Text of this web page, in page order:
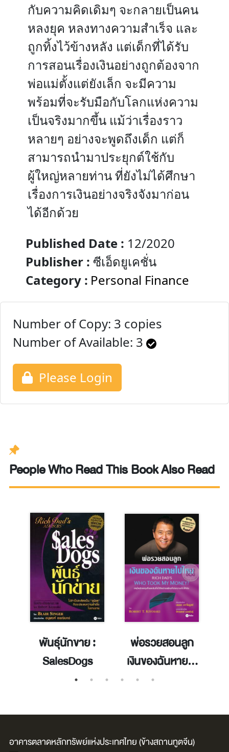
กับความคิดเดิมๆ จะกลายเป็นคน
หลงยุค หลงทางความสำเร็จ และ
ถูกทิ้งไว้ข้างหลัง แต่เด็กที่ได้รับ
การสอนเรื่องเงินอย่างถูกต้องจาก
พ่อแม่ตั้งแต่ยังเล็ก จะมีความ
พร้อมที่จะรับมือกับโลกแห่งความ
เป็นจริงมากขึ้น แม้ว่าเรื่องราว
หลายๆ อย่างจะพูดถึงเด็ก แต่ก็
สามารถนำมาประยุกต์ใช้กับ
ผู้ใหญ่หลายท่าน ที่ยังไม่ได้ศึกษา
เรื่องการเงินอย่างจริงจังมาก่อน
ได้อีกด้วย
Published Date : 12/2020
Publisher : ซีเอ็ดยูเคชั่น
Category : Personal Finance
Number of Copy: 3 copies
Number of Available: 3
Please Login
People Who Read This Book Also Read
พันธุ์นักขาย :
SalesDogs
พ่อรวยสอนลูก
เงินของฉันหายไป
ไหน
อาคารตลาดหลักทรัพย์แห่งประเทศไทย (ข้างสถานทูตจีน)